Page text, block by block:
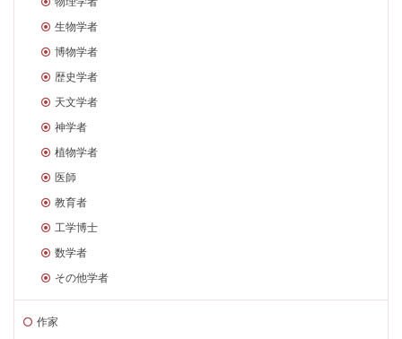
生物学者
博物学者
歴史学者
天文学者
神学者
植物学者
医師
教育者
工学博士
数学者
その他学者
作家